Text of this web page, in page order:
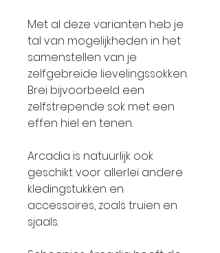
Met al deze varianten heb je
tal van mogelijkheden in het
samenstellen van je
zelfgebreide lievelingssokken.
Brei bijvoorbeeld een
zelfstrepende sok met een
effen hiel en tenen.
Arcadia is natuurlijk ook
geschikt voor allerlei andere
kledingstukken en
accessoires, zoals truien en
sjaals.